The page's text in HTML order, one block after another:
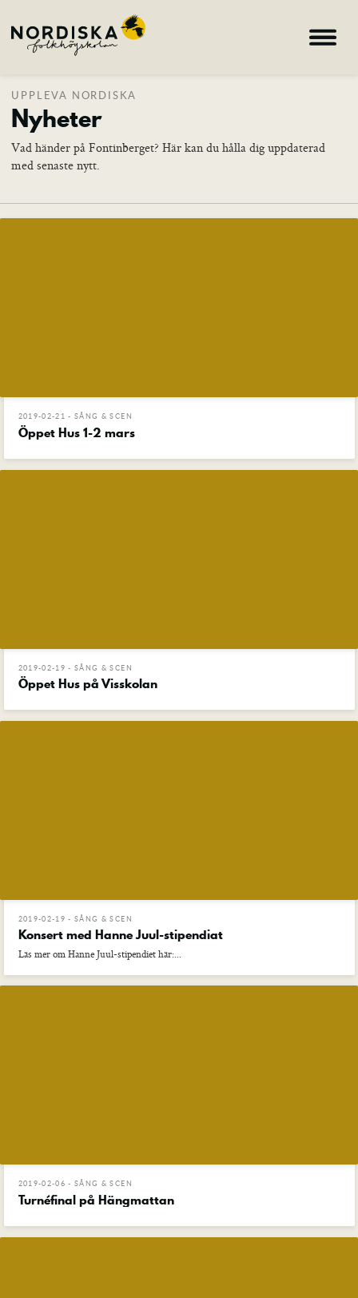
Hem
Kurser
Om skolan
Konferens & B&B
Film
Musik
Teater
Distans
UPPLEVA NORDISKA
Nyheter
Vad händer på Fontinberget? Här kan du hålla dig uppdaterad
med senaste nytt.
2019-02-21 - SÅNG & SCEN
Öppet Hus 1-2 mars
2019-02-19 - SÅNG & SCEN
Öppet Hus på Visskolan
2019-02-19 - SÅNG & SCEN
Konsert med Hanne Juul-stipendiat
Läs mer om Hanne Juul-stipendiet här:...
2019-02-06 - SÅNG & SCEN
Turnéfinal på Hängmattan